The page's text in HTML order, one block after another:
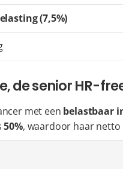
(7,5%)
de senior HR-
met een belastbaar
50%, waardoor haar netto